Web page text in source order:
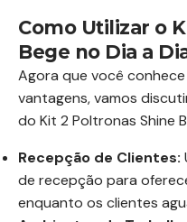
Como Utilizar o
Bege no Dia a
Agora que você
vantagens, vamos
do Kit 2 Poltronas Shine
Recepção de Clientes:
de recepção para
enquanto os clientes